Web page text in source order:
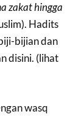
zakat hingga
Hadits
bijian dan
disini. (lihat
wasq